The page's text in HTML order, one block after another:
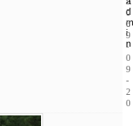
d
m
i
n
0
6
0
0
9
-
0
9
-
2
0